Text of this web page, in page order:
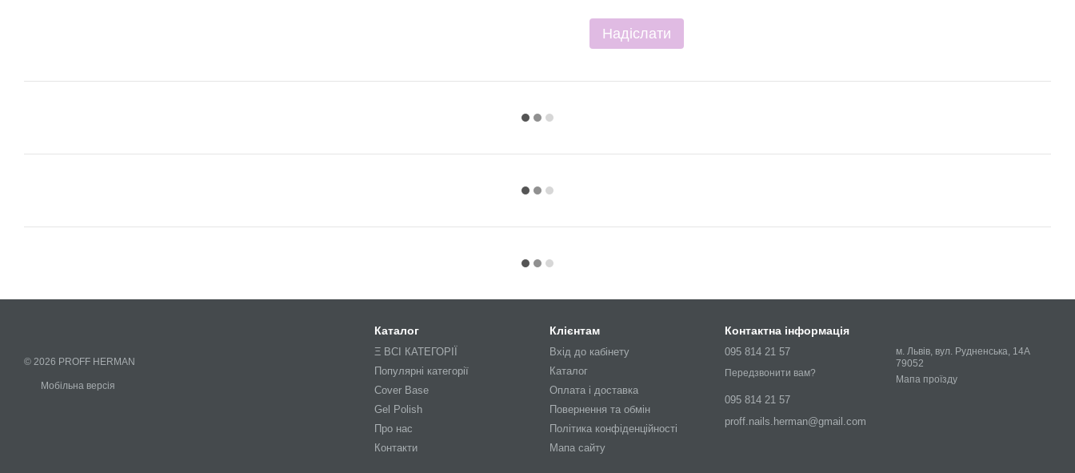
Надіслати
© 2026 PROFF HERMAN
Мобільна версія
Каталог
Ξ ВСІ КАТЕГОРІЇ
Популярні категорії
Cover Base
Gel Polish
Про нас
Контакти
Клієнтам
Вхід до кабінету
Каталог
Оплата і доставка
Повернення та обмін
Політика конфіденційності
Мапа сайту
Контактна інформація
095 814 21 57
Передзвонити вам?
095 814 21 57
proff.nails.herman@gmail.com
м. Львів, вул. Рудненська, 14А
79052
Мапа проїзду